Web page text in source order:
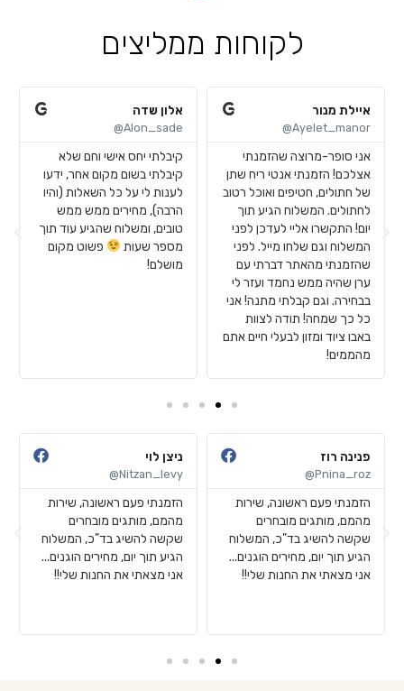
לקוחות ממליצים
איילת מנור
Ayelet_manor@
אני סופר-מרוצה שהזמנתי
אצלכם! הזמנתי אנטי ריח שתן
של חתולים, חטיפים ואוכל רטוב
לחתולים. המשלוח הגיע תוך
יום! התקשרו אליי לעדכן לפני
המשלוח וגם שלחו מייל. לפני
שהזמנתי מהאתר דברתי עם
ערן שהיה ממש נחמד ועזר לי
בבחירה. וגם קבלתי מתנה! אני
כל כך שמחה! תודה לצוות
באבו ציוד ומזון לבעלי חיים אתם
מהממים!
אלון שדה
Alon_sade@
קיבלתי יחס אישי וחם שלא
קיבלתי בשום מקום אחר, ידעו
לענות לי על כל השאלות (והיו
הרבה), מחירים ממש ממש
טובים, ומשלוח שהגיע עוד תוך
מספר שעות
פשוט מקום
מושלם!
פנינה רוז
Pnina_roz@
הזמנתי פעם ראשונה, שירות
מהמם, מותגים מובחרים
שקשה להשיג בד"כ, המשלוח
הגיע תוך יום, מחירים הוגנים...
אני מצאתי את החנות שלי!!
ניצן לוי
Nitzan_levy@
הזמנתי פעם ראשונה, שירות
מהמם, מותגים מובחרים
שקשה להשיג בד"כ, המשלוח
הגיע תוך יום, מחירים הוגנים...
אני מצאתי את החנות שלי!!